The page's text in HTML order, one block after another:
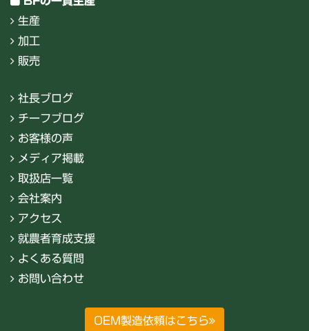
生産
加工
販売
社長ブログ
チーフブログ
お客様の声
メディア掲載
取扱店一覧
会社案内
アクセス
就農者育成支援
よくある質問
お問い合わせ
OEM製造依頼はこちら